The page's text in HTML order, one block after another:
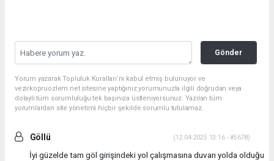
Gönder
Yorum yazarak Topluluk Kuralları’nı kabul etmiş bulunuyor ve
vezirkopruozlem.net sitesine yaptığınız yorumunuzla ilgili doğrudan veya
dolaylı tüm sorumluluğu tek başınıza üstleniyorsunuz. Yazılan tüm
yorumlardan site yönetimi hiçbir şekilde sorumlu tutulamaz.
Göllü (12.04.2025 13:16 - #5678)
İyi güzelde tam göl girişindeki yol çalışmasına duvarı yolda olduğu